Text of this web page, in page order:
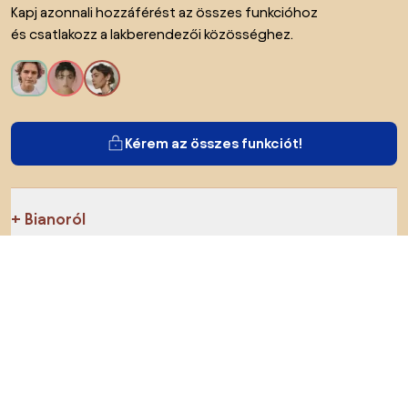
Kapj azonnali hozzáférést az összes funkcióhoz
és csatlakozz a lakberendezői közösséghez.
Kérem az összes funkciót!
Bianoról